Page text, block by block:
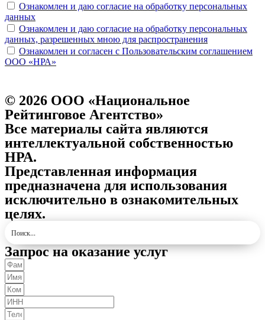
Ознакомлен и даю согласие на обработку персональных
данных
Ознакомлен и даю согласие на обработку персональных
данных, разрешенных мною для распространения
Ознакомлен и согласен с Пользовательским соглашением
ООО «НРА»
© 2026 ООО «Национальное
Рейтинговое Агентство»
Все материалы сайта являются
интеллектуальной собственностью
НРА.
Представленная информация
предназначена для использования
исключительно в ознакомительных
целях.
Запрос на оказание услуг